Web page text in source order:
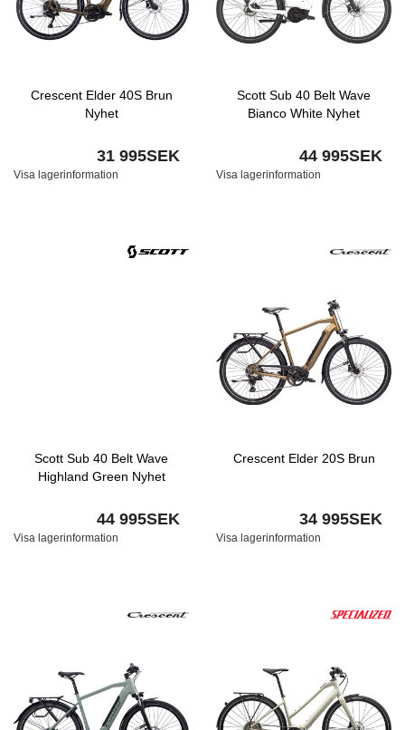
Crescent Elder 40S Brun
Nyhet
31 995SEK
Visa lagerinformation
Scott Sub 40 Belt Wave
Bianco White Nyhet
44 995SEK
Visa lagerinformation
Scott Sub 40 Belt Wave
Highland Green Nyhet
44 995SEK
Visa lagerinformation
Crescent Elder 20S Brun
34 995SEK
Visa lagerinformation